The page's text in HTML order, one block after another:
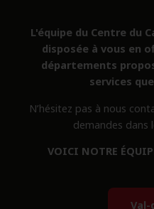
L'équipe du Centre du
disposée à vous en
départements
services
N’hésitez pas à nous
demandes dans
VOICI NOTRE
Val-